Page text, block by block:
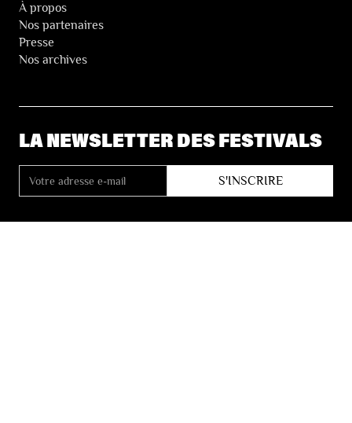
À propos
Nos partenaires
Presse
Nos archives
LA NEWSLETTER DES FESTIVALS